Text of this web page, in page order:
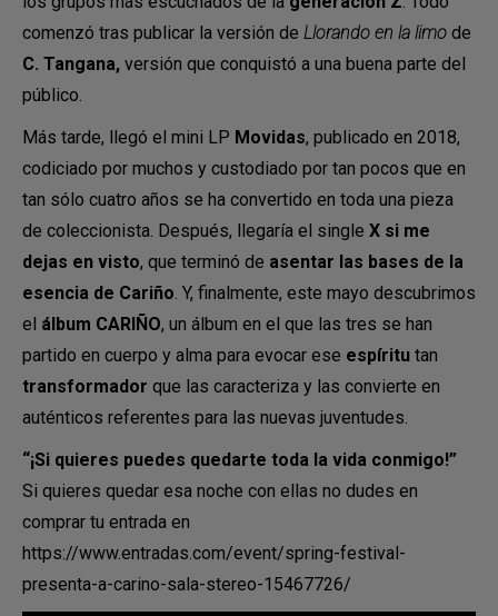
comenzó tras publicar la versión de Llorando en la limo de
C. Tangana, versión que conquistó a una buena parte del
público.
Más tarde, llegó el mini LP Movidas, publicado en 2018,
codiciado por muchos y custodiado por tan pocos que en
tan sólo cuatro años se ha convertido en toda una pieza
de coleccionista. Después, llegaría el single X si me
dejas en visto, que terminó de asentar las bases de la
esencia de Cariño. Y, finalmente, este mayo descubrimos
el álbum CARIÑO, un álbum en el que las tres se han
partido en cuerpo y alma para evocar ese espíritu tan
transformador que las caracteriza y las convierte en
auténticos referentes para las nuevas juventudes.
“¡Si quieres puedes quedarte toda la vida conmigo!”
Si quieres quedar esa noche con ellas no dudes en
comprar tu entrada en
https://www.entradas.com/event/spring-festival-
presenta-a-carino-sala-stereo-15467726/